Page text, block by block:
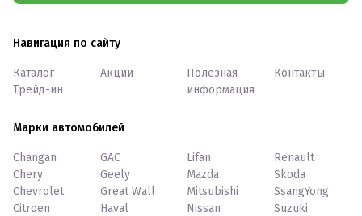
Навигация по сайту
Каталог
Трейд-ин
Акции
Полезная
информация
Контакты
Марки автомобилей
Changan
Chery
Chevrolet
Citroen
GAC
Geely
Great Wall
Haval
Lifan
Mazda
Mitsubishi
Nissan
Renault
Skoda
SsangYong
Suzuki